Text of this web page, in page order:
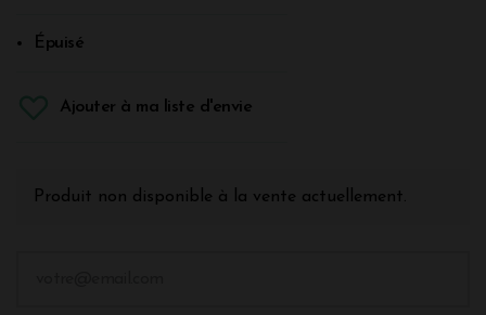
Épuisé
Ajouter à ma liste d'envie
Produit non disponible à la vente actuellement.